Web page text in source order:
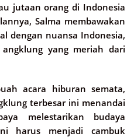
jutaan orang di Indonesia
Salma membawakan
dengan nuansa Indonesia,
yang meriah dari
acara hiburan semata,
terbesar ini menandai
melestarikan budaya
harus menjadi cambuk